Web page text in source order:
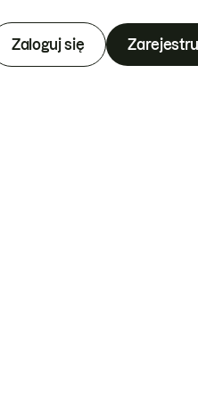
Zaloguj się